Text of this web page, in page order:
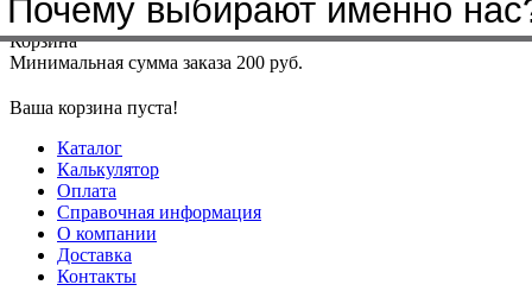
Меню+7(4912)50-37-50sbit@krep62.ru
Корзина
Минимальная сумма заказа 200 руб.
Ваша корзина пуста!
Каталог
Калькулятор
Оплата
Справочная информация
О компании
Доставка
Контакты
Почему выбирают именно